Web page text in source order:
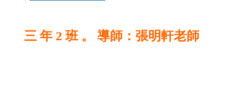
三 年 2 班 。 導師：張明軒老師